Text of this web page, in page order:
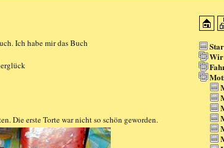
Ich habe mir das Buch
Die erste Torte war nicht so schön geworden.
Wir